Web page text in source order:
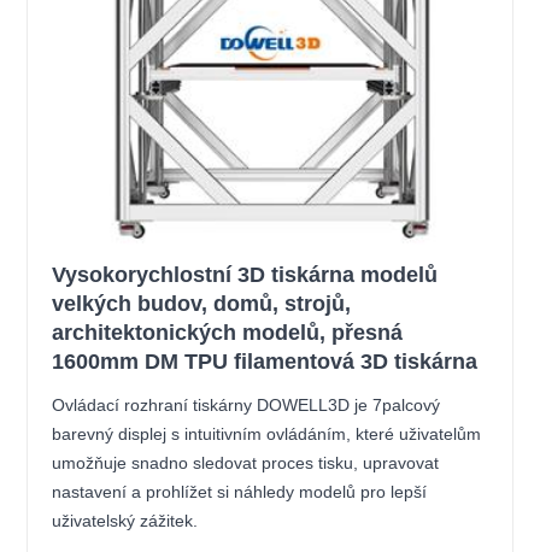
Vysokorychlostní 3D tiskárna modelů
velkých budov, domů, strojů,
architektonických modelů, přesná
1600mm DM TPU filamentová 3D tiskárna
Ovládací rozhraní tiskárny DOWELL3D je 7palcový
barevný displej s intuitivním ovládáním, které uživatelům
umožňuje snadno sledovat proces tisku, upravovat
nastavení a prohlížet si náhledy modelů pro lepší
uživatelský zážitek.